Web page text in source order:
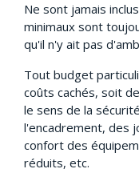
Ne sont jamais
minimaux sont
qu'il n'y ait pas
Tout budget
coûts cachés, soit
le sens de la
l'encadrement, des
confort des
réduits, etc.